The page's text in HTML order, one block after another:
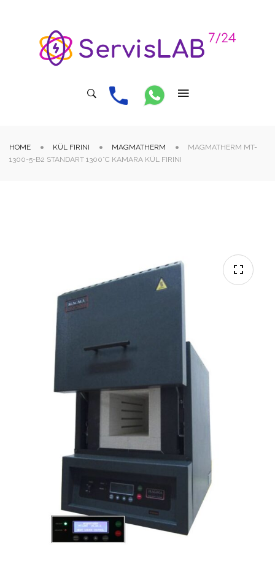
HOME KÜL FIRINI MAGMATHERM
MAGMATHERM MT-
1300-5-B2 STANDART 1300°C KAMARA KÜL FIRINI